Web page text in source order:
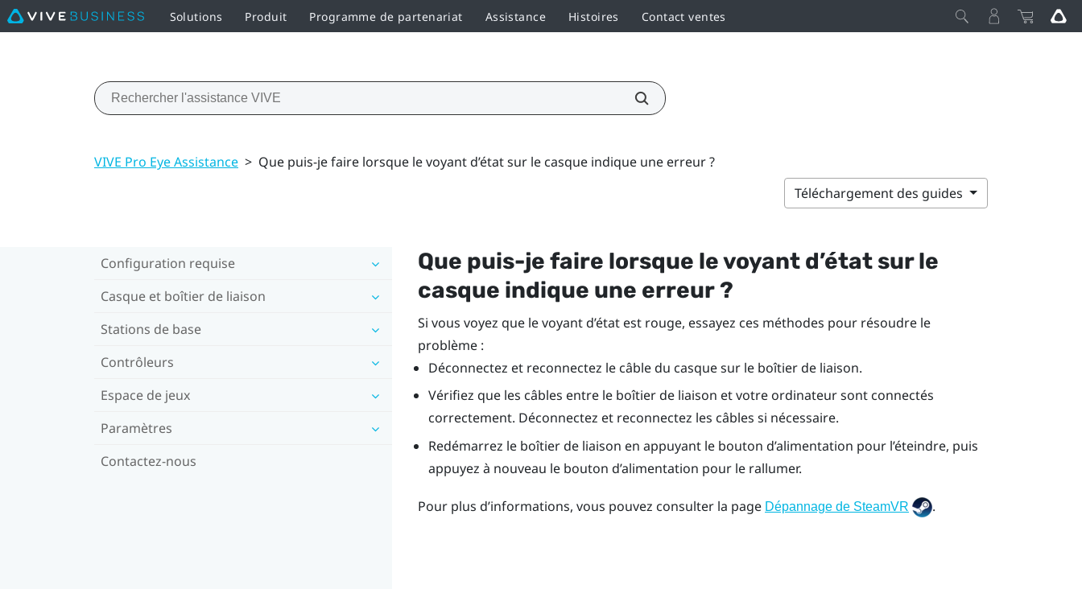
Solutions Produit Programme de partenariat Assistance Histoires Contact ventes
VIVE Pro Eye Assistance > Que puis-je faire lorsque le voyant d’état sur le casque indique une erreur ?
Téléchargement des guides
Configuration requise
Casque et boîtier de liaison
Stations de base
Contrôleurs
Espace de jeux
Paramètres
Contactez-nous
Que puis-je faire lorsque le voyant d’état sur le
casque indique une erreur ?
Si vous voyez que le voyant d’état est rouge, essayez ces méthodes pour résoudre le
problème :
Déconnectez et reconnectez le câble du casque sur le boîtier de liaison.
Vérifiez que les câbles entre le boîtier de liaison et votre ordinateur sont connectés
correctement. Déconnectez et reconnectez les câbles si nécessaire.
Redémarrez le boîtier de liaison en appuyant le bouton d’alimentation pour l’éteindre, puis
appuyez à nouveau le bouton d’alimentation pour le rallumer.
Pour plus d’informations, vous pouvez consulter la page Dépannage de SteamVR .